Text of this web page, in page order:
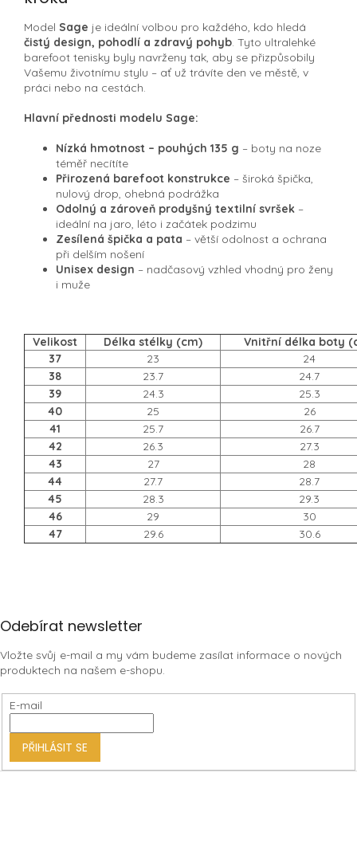
Model Sage je ideální volbou pro každého, kdo hledá
čistý design, pohodlí a zdravý pohyb. Tyto ultralehké
barefoot tenisky byly navrženy tak, aby se přizpůsobily
Vašemu životnímu stylu – ať už trávíte den ve městě, v
práci nebo na cestách.
Hlavní přednosti modelu Sage:
Nízká hmotnost – pouhých 135 g – boty na noze
téměř necítíte
Přirozená barefoot konstrukce – široká špička,
nulový drop, ohebná podrážka
Odolný a zároveň prodyšný textilní svršek –
ideální na jaro, léto i začátek podzimu
Zesílená špička a pata – větší odolnost a ochrana
při delším nošení
Unisex design – nadčasový vzhled vhodný pro ženy
i muže
Velikost Délka stélky (cm)
Vnitřní délka boty
37
23
24
38
23.7
24.7
39
24.3
25.3
40
25
26
41
25.7
26.7
42
26.3
27.3
43
27
28
44
27.7
28.7
45
28.3
29.3
46
29
30
47
29.6 30.6
Z
p
a
t
Odebírat newsletter
Vložte svůj e-mail a my vám budeme zasílat informace o nových
produktech na našem e-shopu.
E-mail
PŘIHLÁSIT SE